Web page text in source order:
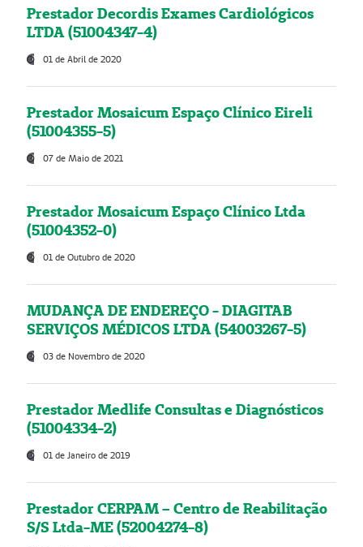
Prestador Decordis Exames Cardiológicos
LTDA (51004347-4)
01 de Abril de 2020
Prestador Mosaicum Espaço Clínico Eireli
(51004355-5)
07 de Maio de 2021
Prestador Mosaicum Espaço Clínico Ltda
(51004352-0)
01 de Outubro de 2020
MUDANÇA DE ENDEREÇO - DIAGITAB
SERVIÇOS MÉDICOS LTDA (54003267-5)
03 de Novembro de 2020
Prestador Medlife Consultas e Diagnósticos
(51004334-2)
01 de Janeiro de 2019
Prestador CERPAM – Centro de Reabilitação
S/S Ltda-ME (52004274-8)